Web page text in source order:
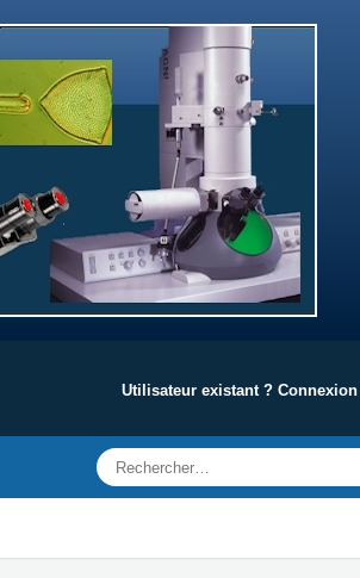
Utilisateur existant ? Connexion